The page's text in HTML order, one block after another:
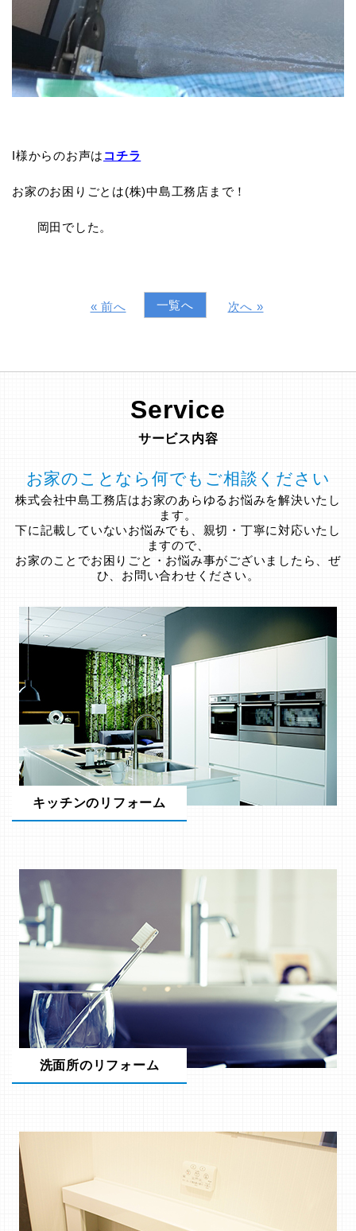
I様からのお声は コチラ
お家のお困りごとは(株)中島工務店まで！
岡田でした。
« 前へ 一覧へ 次へ »
Service
サービス内容
お家のことなら何でもご相談ください
株式会社中島工務店はお家のあらゆるお悩みを解決いたし
ます。
下に記載していないお悩みでも、親切・丁寧に対応いたし
ますので、
お家のことでお困りごと・お悩み事がございましたら、ぜ
ひ、お問い合わせください。
キッチンのリフォーム
洗面所のリフォーム